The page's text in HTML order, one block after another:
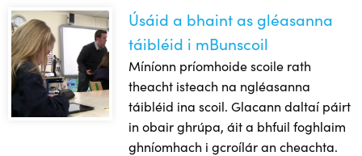
Úsáid a bhaint as gléasanna táibléid i mBunscoil
Úsáid a bhaint as gléasanna
táibléid i mBunscoil
Míníonn príomhoide scoile rath
theacht isteach na ngléasanna
táibléid ina scoil. Glacann daltaí páirt
in obair ghrúpa, áit a bhfuil foghlaim
ghníomhach i gcroílár an cheachta.